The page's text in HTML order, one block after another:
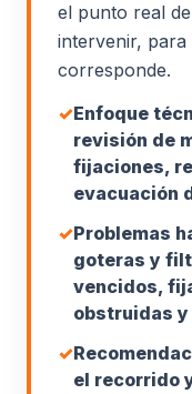
el punto real
intervenir,
corresponde.
✓Enfoque
revisión de
fijaciones,
evacuación
✓Problemas
goteras y
vencidos,
obstruidas
✓
el recorrido